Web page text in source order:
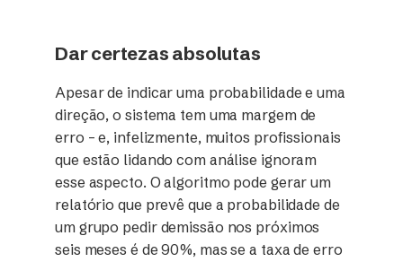
Dar certezas absolutas
Apesar de indicar uma probabilidade e uma
direção, o sistema tem uma margem de
erro – e, infelizmente, muitos profissionais
que estão lidando com análise ignoram
esse aspecto. O algoritmo pode gerar um
relatório que prevê que a probabilidade de
um grupo pedir demissão nos próximos
seis meses é de 90%, mas se a taxa de erro